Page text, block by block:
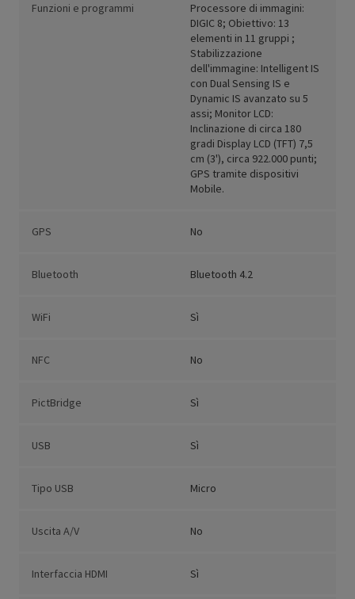
Funzioni e programmi
Processore di immagini:
DIGIC 8; Obiettivo: 13
elementi in 11 gruppi ;
Stabilizzazione
dell'immagine: Intelligent IS
con Dual Sensing IS e
Dynamic IS avanzato su 5
assi; Monitor LCD:
Inclinazione di circa 180
gradi Display LCD (TFT) 7,5
cm (3'), circa 922.000 punti;
GPS tramite dispositivi
Mobile.
GPS No
Bluetooth Bluetooth 4.2
WiFi Sì
NFC No
PictBridge Sì
USB Sì
Tipo USB Micro
Uscita A/V No
Interfaccia HDMI Sì